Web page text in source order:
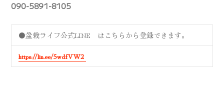
090-5891-8105
⚫️盆栽ライフ公式LINE はこちらから登録できます。
https://lin.ee/5wdfVW2